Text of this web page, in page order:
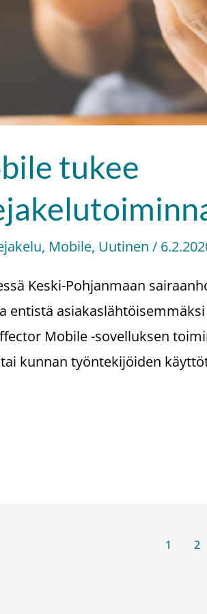
tukee
, Mobile, Uutinen /
Keski-Pohjanmaan
entistä
Mobile -sovelluksen
kunnan työntekijöiden
1 2